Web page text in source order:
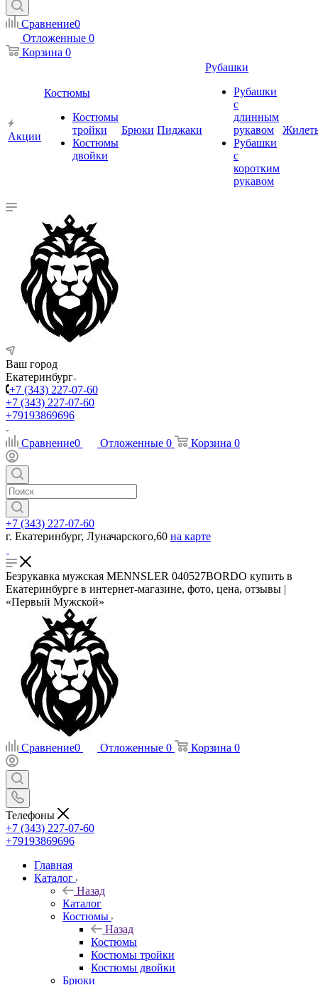
Сравнение0
Отложенные 0
Корзина 0
Акции
Костюмы
Костюмы
тройки
Костюмы
двойки
Брюки Пиджаки
Рубашки
Рубашки
с
длинным
рукавом
Рубашки
с
коротким
рукавом
Ваш город
Екатеринбург
+7 (343) 227-07-60
+7 (343) 227-07-60
+79193869696
Сравнение0 Отложенные 0 Корзина 0
+7 (343) 227-07-60
г. Екатеринбург, Луначарского,60 на карте
Безрукавка мужская MENNSLER 040527BORDO купить в
Екатеринбурге в интернет-магазине, фото, цена, отзывы |
«Первый Мужской»
Сравнение0 Отложенные 0 Корзина 0
Телефоны
+7 (343) 227-07-60
+79193869696
Главная
Каталог
Назад
Каталог
Костюмы
Назад
Костюмы
Костюмы тройки
Костюмы двойки
Брюки